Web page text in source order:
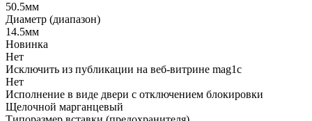
50.5мм
Диаметр (диапазон)
14.5мм
Новинка
Нет
Исключить из публикации на веб-витрине mag1c
Нет
Исполнение в виде двери с отключением блокировки
Щелочной марганцевый